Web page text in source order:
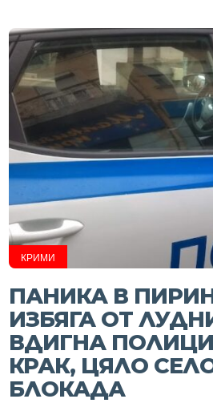
КРИМИ
ПАНИКА В
ИЗБЯГА ОТ
ВДИГНА
КРАК, ЦЯЛО
БЛОКАДА